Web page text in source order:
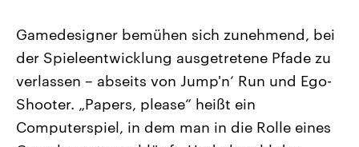
Landtagswahl Sachsen-Anhalt
2026
Alle Informationen
Sachsen-Anhalt wählt am 6.
September 2026 einen neuen
Landtag. Seit 2021 wird das
USA
Aktuelle Beiträge,
Hintergründe
Wirtschaftlich und
gehören die Vereinigten
den mächtigsten Ländern
Gamedesigner bemühen sich zunehmend, bei
der Spieleentwicklung ausgetretene Pfade zu
verlassen – abseits von Jump'n‘ Run und Ego-
Shooter. „Papers, please“ heißt ein
Computerspiel, in dem man in die Rolle eines